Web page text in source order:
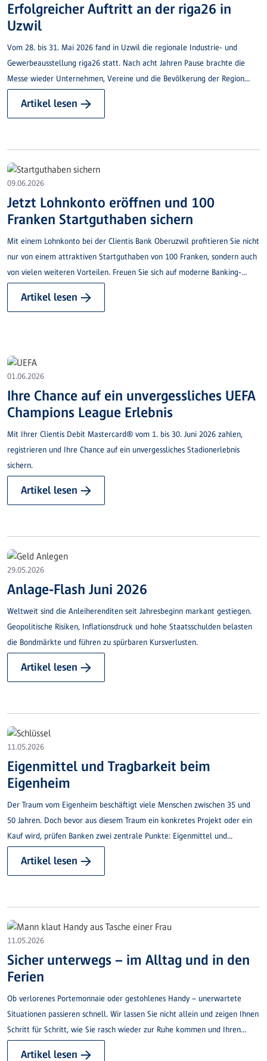
Erfolgreicher Auftritt an der riga26 in
Uzwil
Vom 28. bis 31. Mai 2026 fand in Uzwil die regionale Industrie- und
Gewerbeausstellung riga26 statt. Nach acht Jahren Pause brachte die
Messe wieder Unternehmen, Vereine und die Bevölkerung der Region
und neue Kontakte. Über 100 regionale Aussteller präsentierten ihre
Artikel lesen →
09.06.2026
Jetzt Lohnkonto eröffnen und 100
Franken Startguthaben sichern
Mit einem Lohnkonto bei der Clientis Bank Oberuzwil profitieren Sie nicht
nur von einem attraktiven Startguthaben von 100 Franken, sondern auch
von vielen weiteren Vorteilen. Freuen Sie sich auf moderne Banking-
Region. Eröffnen Sie jetzt ein Lohnkonto bei uns und wir überweisen
Artikel lesen →
01.06.2026
Ihre Chance auf ein unvergessliches UEFA
Champions League Erlebnis
Mit Ihrer Clientis Debit Mastercard® vom 1. bis 30. Juni 2026 zahlen,
registrieren und Ihre Chance auf ein unvergessliches Stadionerlebnis
sichern.
Artikel lesen →
29.05.2026
Anlage-Flash Juni 2026
Weltweit sind die Anleiherenditen seit Jahresbeginn markant gestiegen.
Geopolitische Risiken, Inflationsdruck und hohe Staatsschulden belasten
die Bondmärkte und führen zu spürbaren Kursverlusten.
Artikel lesen →
11.05.2026
Eigenmittel und Tragbarkeit beim
Eigenheim
Der Traum vom Eigenheim beschäftigt viele Menschen zwischen 35 und
50 Jahren. Doch bevor aus diesem Traum ein konkretes Projekt oder ein
Kauf wird, prüfen Banken zwei zentrale Punkte: Eigenmittel und
ankommt – und weshalb sich frühzeitiges Sparen auszahlt.
Artikel lesen →
11.05.2026
Sicher unterwegs – im Alltag und in den
Ferien
Ob verlorenes Portemonnaie oder gestohlenes Handy – unerwartete
Situationen passieren schnell. Wir lassen Sie nicht allein und zeigen Ihnen
Schritt für Schritt, wie Sie rasch wieder zur Ruhe kommen und Ihren
Artikel lesen →